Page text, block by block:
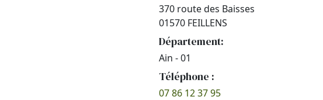
370 route des Baisses
01570 FEILLENS
Département:
Ain - 01
Téléphone :
07 86 12 37 95